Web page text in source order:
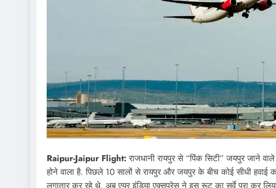
Raipur-Jaipur Flight:राजधानी रायपुर से “पिंक सिटी” जयपुर जाने
होने वाला है. पिछले 10 सालों से रायपुर और जयपुर के बीच कोई सीधी हवाई
लगातार कर रहे थे. अब एयर इंडिया एक्सप्रेस ने इस रूट का सर्वे पूरा कर